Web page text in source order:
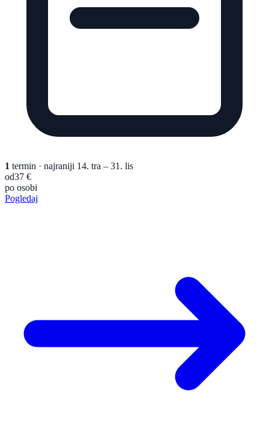
1 termin · najraniji 14. tra – 31. lis
od37 €
po osobi
Pogledaj